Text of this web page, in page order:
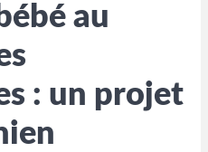
au
: un projet